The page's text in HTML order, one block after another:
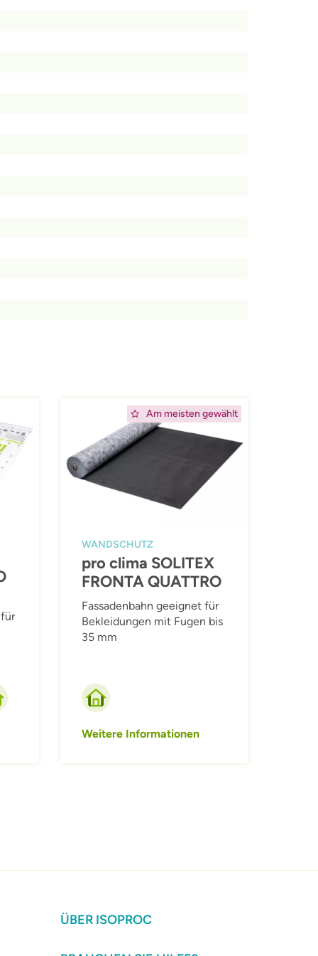
Am meisten gewählt
WANDSCHUTZ
pro clima SOLITEX
FRONTA QUATTRO
Fassadenbahn geeignet für
Bekleidungen mit Fugen bis
35 mm
Weitere Informationen
ÜBER ISOPROC